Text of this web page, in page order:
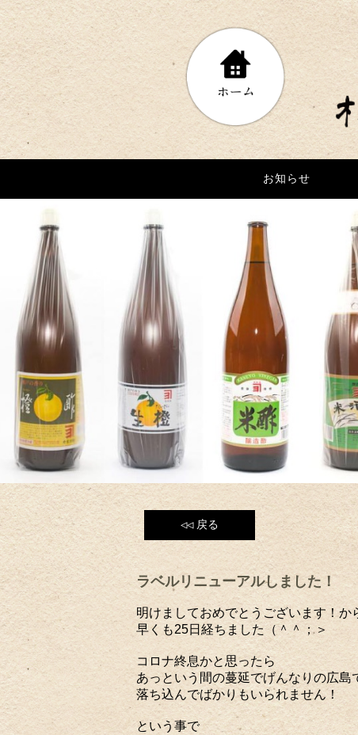
お知らせ
お知らせ
◁◁戻る
ラベルリニューアルしました！
明けましておめでとうございます！か
早くも25日経ちました（＾＾；＞
コロナ終息かと思ったら
あっという間の蔓延でげんなりの広島
落ち込んでばかりもいられません！
という事で